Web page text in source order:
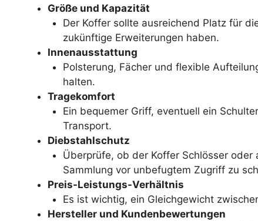
Größe und Kapazität
Der Koffer sollte ausreichend Platz für
zukünftige Erweiterungen haben.
Innenausstattung
Polsterung, Fächer und flexible
halten.
Tragekomfort
Ein bequemer Griff, eventuell ein
Transport.
Diebstahlschutz
Überprüfe, ob der Koffer Schlösser
Sammlung vor unbefugtem Zugriff zu
Preis-Leistungs-Verhältnis
Es ist wichtig, ein Gleichgewicht
Hersteller und Kundenbewertungen